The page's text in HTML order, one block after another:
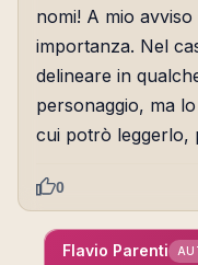
nomi! A mio
importanza. Nel
delineare in
personaggio, ma
cui potrò leggerlo,
0
Flavio Parenti